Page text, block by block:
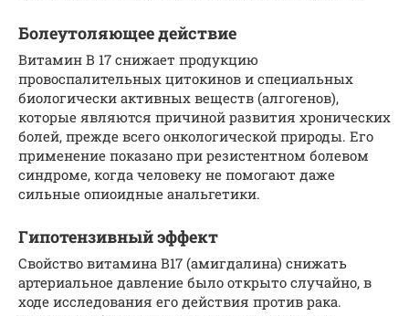
Болеутоляющее действие
Витамин В 17 снижает продукцию
провоспалительных цитокинов и специальных
биологически активных веществ (алгогенов),
которые являются причиной развития хронических
болей, прежде всего онкологической природы. Его
применение показано при резистентном болевом
синдроме, когда человеку не помогают даже
сильные опиоидные анальгетики.
Гипотензивный эффект
Свойство витамина В17 (амигдалина) снижать
артериальное давление было открыто случайно, в
ходе исследования его действия против рака.